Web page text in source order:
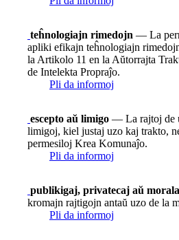
teĥnologiajn rimedojn — La
apliki efikajn teĥnologiajn
la Artikolo 11 en la Aŭtorrajta
de Intelekta Propraĵo.
Pli da informoj
escepto aŭ limigo — La rajtoj de
limigoj, kiel justaj uzo kaj trakto,
permesiloj Krea Komunaĵo.
Pli da informoj
publikigaj, privatecaj aŭ
kromajn rajtigojn antaŭ uzo de la
Pli da informoj